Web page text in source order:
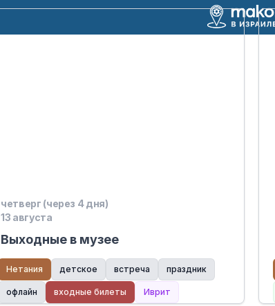
четверг (через 4 дня)
13 августа
Выходные в музее
Нетания детское встреча праздник
офлайн входные билеты Иврит